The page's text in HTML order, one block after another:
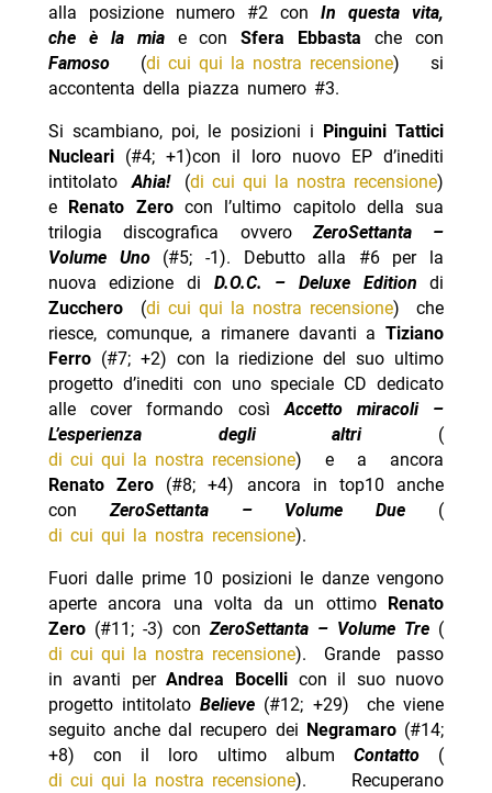
alla posizione numero #2 conIn questa vita,
che è la mia
e conSfera Ebbastache con
Famoso (di cui qui la nostra recensione) si
accontenta della piazza numero #3.
Si scambiano, poi, le posizioni i Pinguini Tattici
Nucleari (#4; +1)con il loro nuovo EP d’inediti
intitolatoAhia! (di cui qui la nostra recensione)
e Renato Zero con l’ultimo capitolo della sua
trilogia discografica ovveroZeroSettanta –
Volume Uno (#5; -1). Debutto alla #6 per la
nuova edizione di D.O.C. – Deluxe Editiondi
Zucchero (di cui qui la nostra recensione) che
riesce, comunque, a rimanere davanti aTiziano
Ferro (#7; +2) con la riedizione del suo ultimo
progetto d’inediti con uno speciale CD dedicato
alle cover formando cosìAccetto miracoli –
L’esperienza degli altri (
di cui qui la nostra recensione) e a ancora
Renato Zero (#8; +4) ancora in top10 anche
conZeroSettanta – Volume Due (
di cui qui la nostra recensione).
Fuori dalle prime 10 posizioni le danze vengono
aperte ancora una volta da un ottimo Renato
Zero (#11; -3) conZeroSettanta – Volume Tre (
di cui qui la nostra recensione). Grande passo
in avanti perAndrea Bocelli con il suo nuovo
progetto intitolatoBelieve (#12; +29) che viene
seguito anche dal recupero dei Negramaro (#14;
+8) con il loro ultimo album Contatto (
di cui qui la nostra recensione). Recuperano